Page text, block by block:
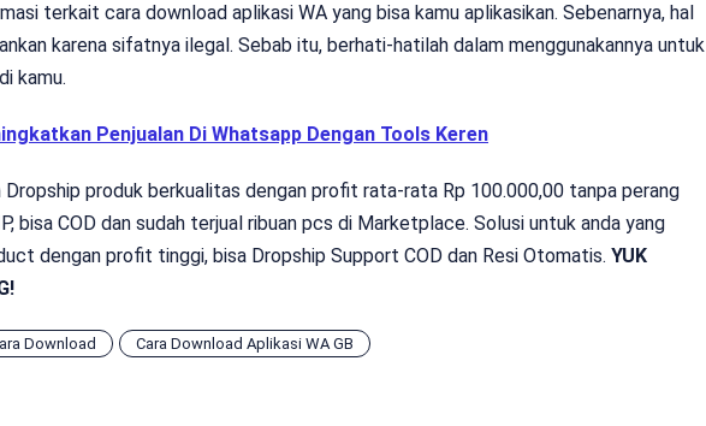
terkait cara download aplikasi WA yang bisa kamu aplikasikan. Sebenarnya, hal
karena sifatnya ilegal. Sebab itu, berhati-hatilah dalam menggunakannya untuk
kamu.
Penjualan Di Whatsapp Dengan Tools Keren
produk berkualitas dengan profit rata-rata Rp 100.000,00 tanpa perang
bisa COD dan sudah terjual ribuan pcs di Marketplace. Solusi untuk anda yang
dengan profit tinggi, bisa Dropship Support COD dan Resi Otomatis. YUK
Download Cara Download Aplikasi WA GB